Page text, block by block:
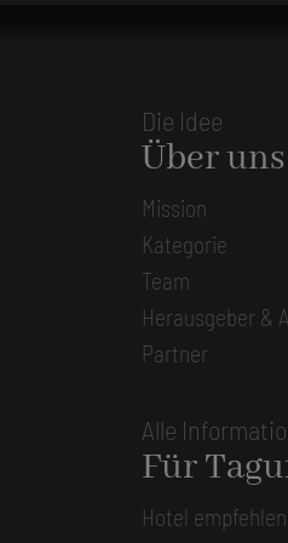
Die Idee
Über uns
Mission
Kategorie
Team
Herausgeber &
Partner
Alle
Für
Hotel empfehlen